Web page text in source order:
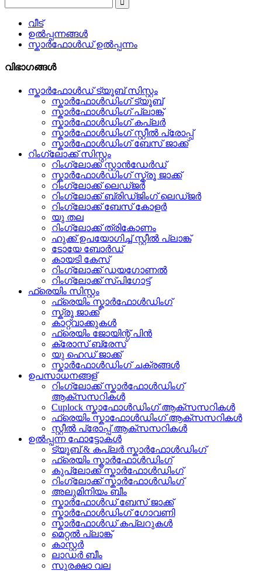
വീട്
ഉൽപ്പന്നങ്ങൾ
സ്കാർഫോൾഡ് ഉൽപ്പന്നം
വിഭാഗങ്ങൾ
സ്കാർഫോൾഡ് ട്യൂബ് സിസ്റ്റം
സ്കാർഫോൾഡിംഗ് ട്യൂബ്
സ്കാർഫോൾഡിംഗ് പ്ലാങ്ക്
സ്കാർഫോൾഡിംഗ് കപ്ലർ
സ്കാർഫോൾഡിംഗ് സ്റ്റീൽ പ്രോപ്പ്
സ്കാർഫോൾഡിംഗ് ബേസ് ജാക്ക്
റിംഗ്ലോക്ക് സിസ്റ്റം
റിംഗ്ലോക്ക് സ്റ്റാൻഡേർഡ്
സ്കാർഫോൾഡിംഗ് സ്ക്രൂ ജാക്ക്
റിംഗ്ലോക്ക് ലെഡ്ജർ
റിംഗ്ലോക്ക് ബ്രിഡ്ജിംഗ് ലെഡ്ജർ
റിംഗ്ലോക്ക് ബേസ് കോളർ
യു തല
റിംഗ്ലോക്ക് ത്രികോണം
ഹുക്ക് ഉപയോഗിച്ച് സ്റ്റീൽ പ്ലാങ്ക്
ടോയേ ബോർഡ്
കായടി കേസ്
റിംഗ്ലോക്ക് ഡയഗോണൽ
റിംഗ്ലോക്ക് സ്പിഗോട്ട്
ഫ്രെയിം സിസ്റ്റം
ഫ്രെയിം സ്കാർഫോൾഡിംഗ്
സ്ക്രൂ ജാക്ക്
കാറ്റ്വാക്കുകൾ
ഫ്രെയിം ജോയിന്റ് പിൻ
ക്രോസ് ബ്രേസ്
യു ഹെഡ് ജാക്ക്
സ്കാർഫോൾഡിംഗ് ചക്രങ്ങൾ
ഉപസാധനങ്ങള്
റിംഗ്ലോക്ക് സ്കാർഫോൾഡിംഗ്
ആക്സസറികൾ
Cuplock സ്കാഫോൾഡിംഗ് ആക്സസറികൾ
ഫ്രെയിം സ്കാഫോൾഡിംഗ് ആക്സസറികൾ
സ്റ്റീൽ പ്രോപ്പ് ആക്സസറികൾ
ഉൽപ്പന്ന ഫോട്ടോകൾ
ട്യൂബ് & കപ്ലർ സ്കാർഫോൾഡിംഗ്
ഫ്രെയിം സ്കാർഫോൾഡിംഗ്
കുപ്ലോക്ക് സ്കാർഫോൾഡിംഗ്
റിംഗ്ലോക്ക് സ്കാർഫോൾഡിംഗ്
അലുമിനിയം ബീം
സ്കാർഫോൾഡ് ബേസ് ജാക്ക്
സ്കാർഫോൾഡിംഗ് ഗോവണി
സ്കാർഫോൾഡ് കപ്ലറുകൾ
മെറ്റൽ പ്ലാങ്ക്
കാസ്റ്റർ
ലാഡർ ബീം
സുരക്ഷാ വല